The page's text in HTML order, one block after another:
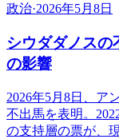
政治·2026年5月8日
シウダダノスの
の影響
2026年5月8日、ア
不出馬を表明。
の支持層の票が、